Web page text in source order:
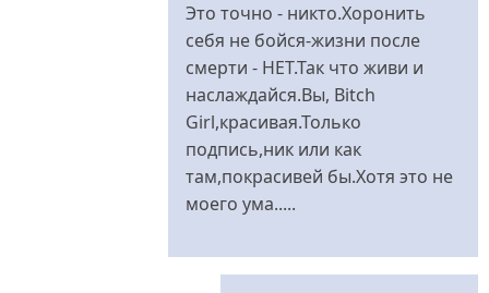
до
Рано
оно
ведь
Girl
Это точно - никто.Хоронить
себя не бойся-жизни после
смерти - НЕТ.Так что живи и
наслаждайся.Вы, Bitch
Girl,красивая.Только
подпись,ник или как
там,покрасивей бы.Хотя это не
моего ума.....